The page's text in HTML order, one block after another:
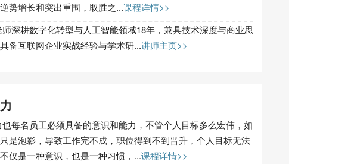
势增长和突出重围，取胜之...课程详情>>
深耕数字化转型与人工智能领域18年，兼具技术深度与商业思
备互联网企业实战经验与学术研...讲师主页>>
每名员工必须具备的意识和能力，不管个人目标多么宏伟，如
是泡影，导致工作完不成，职位得到不到晋升，个人目标无法
仅是一种意识，也是一种习惯，...课程详情>>